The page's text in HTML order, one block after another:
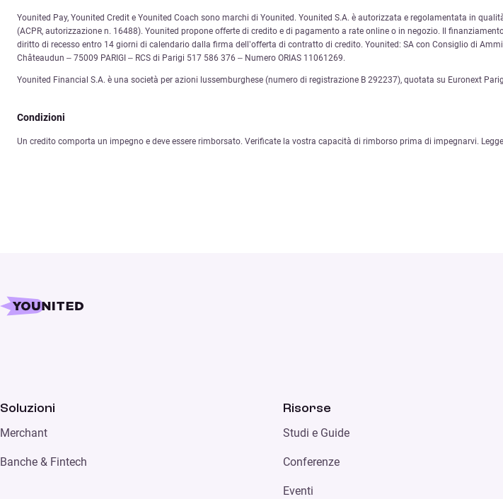
Younited Pay, Younited Credit e Younited Coach sono marchi di Younited. Younited S.A. è autorizzata e regolamentata in
(ACPR, autorizzazione n. 16488). Younited propone offerte di credito e di pagamento a rate online o in negozio. Il
diritto di recesso entro 14 giorni di calendario dalla firma dell’offerta di contratto di credito. Younited: SA con Consiglio di
Châteaudun – 75009 PARIGI – RCS di Parigi 517 586 376 – Numero ORIAS 11061269.
Younited Financial S.A. è una società per azioni lussemburghese (numero di registrazione B 292237), quotata su Euronext
Condizioni
Un credito comporta un impegno e deve essere rimborsato. Verificate la vostra capacità di rimborso prima di impegnarvi.
Soluzioni
Merchant
Banche & Fintech
Risorse
Studi e Guide
Conferenze
Eventi